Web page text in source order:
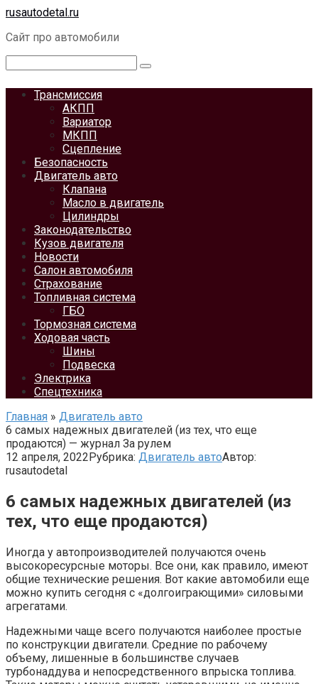
Перейти
контенту
rusautodetal.ru
Сайт про автомобили
Трансмиссия
АКПП
Вариатор
МКПП
Сцепление
Безопасность
Двигатель авто
Клапана
Масло в двигатель
Цилиндры
Законодательство
Кузов двигателя
Новости
Салон автомобиля
Страхование
Топливная система
ГБО
Тормозная система
Ходовая часть
Шины
Подвеска
Электрика
Спецтехника
Главная » Двигатель авто
6 самых надежных двигателей (из тех, что еще
продаются) — журнал За рулем
12 апреля, 2022Рубрика: Двигатель автоАвтор:
rusautodetal
6 самых надежных двигателей (из
тех, что еще продаются)
Иногда у автопроизводителей получаются очень
высокоресурсные моторы. Все они, как правило, имеют
общие технические решения. Вот какие автомобили еще
можно купить сегодня с «долгоиграющими» силовыми
агрегатами.
Надежными чаще всего получаются наиболее простые
по конструкции двигатели. Средние по рабочему
объему, лишенные в большинстве случаев
турбонаддува и непосредственного впрыска топлива.